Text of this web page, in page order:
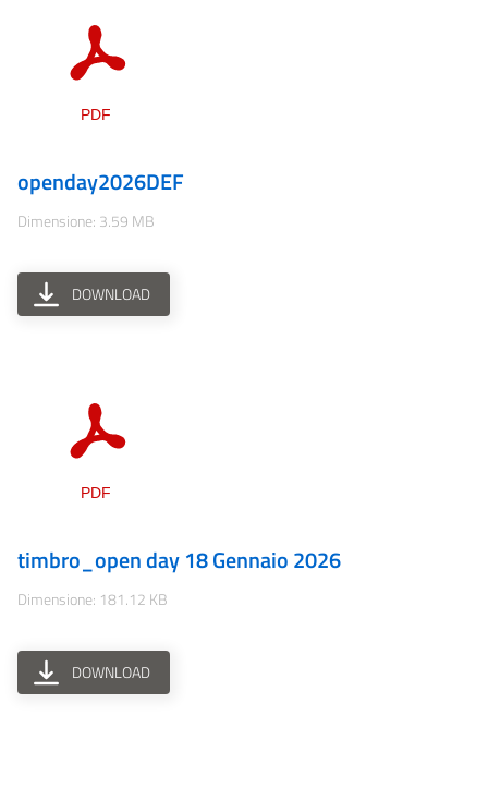
openday2026DEF
Dimensione: 3.59 MB
DOWNLOAD
timbro_open day 18 Gennaio 2026
Dimensione: 181.12 KB
DOWNLOAD